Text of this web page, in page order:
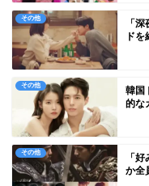
その他
「
ドを
その他
韓国
的な
その他
「
か全